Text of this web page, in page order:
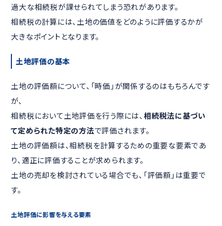
過大な相続税が課せられてしまう恐れがあります。
相続税の計算には、土地の価値をどのように評価するかが
大きなポイントとなります。
土地評価の基本
土地の評価額について、「時価」が関係するのはもちろんです
が、
相続税において土地評価を行う際には、 相続税法に基づい
て定められた特定の方法で評価されます。
土地の評価額は、相続税を計算するための重要な要素であ
り、適正に評価することが求められます。
土地の売却を検討されている場合でも、「評価額」は重要で
す。
土地評価に影響を与える要素